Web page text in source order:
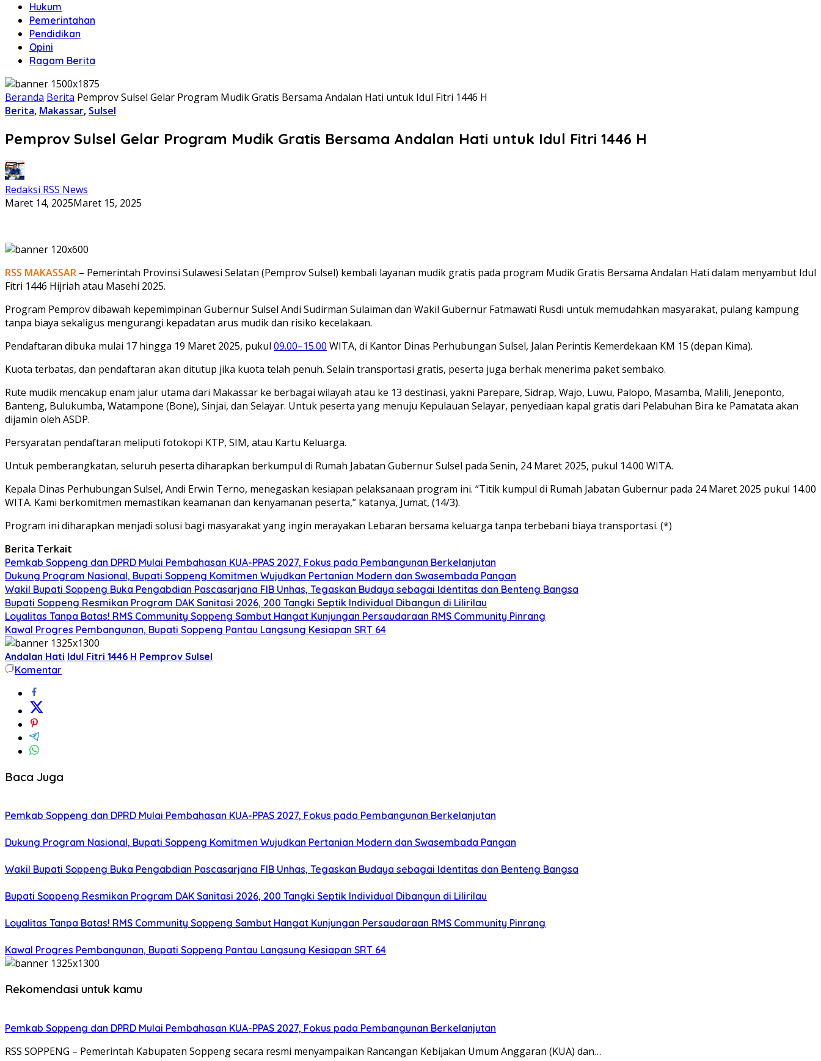
Hukum
Pemerintahan
Pendidikan
Opini
Ragam Berita
Beranda Berita Pemprov Sulsel Gelar Program Mudik Gratis Bersama Andalan Hati untuk Idul Fitri 1446 H
Berita, Makassar, Sulsel
Pemprov Sulsel Gelar Program Mudik Gratis Bersama Andalan Hati untuk Idul Fitri 1446 H
Redaksi RSS News
Maret 14, 2025Maret 15, 2025
RSS MAKASSAR – Pemerintah Provinsi Sulawesi Selatan (Pemprov Sulsel) kembali layanan mudik gratis pada program Mudik Gratis Bersama Andalan Hati dalam menyambut Idul
Fitri 1446 Hijriah atau Masehi 2025.
Program Pemprov dibawah kepemimpinan Gubernur Sulsel Andi Sudirman Sulaiman dan Wakil Gubernur Fatmawati Rusdi untuk memudahkan masyarakat, pulang kampung
tanpa biaya sekaligus mengurangi kepadatan arus mudik dan risiko kecelakaan.
Pendaftaran dibuka mulai 17 hingga 19 Maret 2025, pukul 09.00–15.00 WITA, di Kantor Dinas Perhubungan Sulsel, Jalan Perintis Kemerdekaan KM 15 (depan Kima).
Kuota terbatas, dan pendaftaran akan ditutup jika kuota telah penuh. Selain transportasi gratis, peserta juga berhak menerima paket sembako.
Rute mudik mencakup enam jalur utama dari Makassar ke berbagai wilayah atau ke 13 destinasi, yakni Parepare, Sidrap, Wajo, Luwu, Palopo, Masamba, Malili, Jeneponto,
Banteng, Bulukumba, Watampone (Bone), Sinjai, dan Selayar. Untuk peserta yang menuju Kepulauan Selayar, penyediaan kapal gratis dari Pelabuhan Bira ke Pamatata akan
dijamin oleh ASDP.
Persyaratan pendaftaran meliputi fotokopi KTP, SIM, atau Kartu Keluarga.
Untuk pemberangkatan, seluruh peserta diharapkan berkumpul di Rumah Jabatan Gubernur Sulsel pada Senin, 24 Maret 2025, pukul 14.00 WITA.
Kepala Dinas Perhubungan Sulsel, Andi Erwin Terno, menegaskan kesiapan pelaksanaan program ini. “Titik kumpul di Rumah Jabatan Gubernur pada 24 Maret 2025 pukul 14.00
WITA. Kami berkomitmen memastikan keamanan dan kenyamanan peserta,” katanya, Jumat, (14/3).
Program ini diharapkan menjadi solusi bagi masyarakat yang ingin merayakan Lebaran bersama keluarga tanpa terbebani biaya transportasi. (*)
Berita Terkait
Pemkab Soppeng dan DPRD Mulai Pembahasan KUA-PPAS 2027, Fokus pada Pembangunan Berkelanjutan
Dukung Program Nasional, Bupati Soppeng Komitmen Wujudkan Pertanian Modern dan Swasembada Pangan
Wakil Bupati Soppeng Buka Pengabdian Pascasarjana FIB Unhas, Tegaskan Budaya sebagai Identitas dan Benteng Bangsa
Bupati Soppeng Resmikan Program DAK Sanitasi 2026, 200 Tangki Septik Individual Dibangun di Lilirilau
Loyalitas Tanpa Batas! RMS Community Soppeng Sambut Hangat Kunjungan Persaudaraan RMS Community Pinrang
Kawal Progres Pembangunan, Bupati Soppeng Pantau Langsung Kesiapan SRT 64
Andalan Hati Idul Fitri 1446 H Pemprov Sulsel
Komentar
Baca Juga
Pemkab Soppeng dan DPRD Mulai Pembahasan KUA-PPAS 2027, Fokus pada Pembangunan Berkelanjutan
Dukung Program Nasional, Bupati Soppeng Komitmen Wujudkan Pertanian Modern dan Swasembada Pangan
Wakil Bupati Soppeng Buka Pengabdian Pascasarjana FIB Unhas, Tegaskan Budaya sebagai Identitas dan Benteng Bangsa
Bupati Soppeng Resmikan Program DAK Sanitasi 2026, 200 Tangki Septik Individual Dibangun di Lilirilau
Loyalitas Tanpa Batas! RMS Community Soppeng Sambut Hangat Kunjungan Persaudaraan RMS Community Pinrang
Kawal Progres Pembangunan, Bupati Soppeng Pantau Langsung Kesiapan SRT 64
Rekomendasi untuk kamu
Pemkab Soppeng dan DPRD Mulai Pembahasan KUA-PPAS 2027, Fokus pada Pembangunan Berkelanjutan
RSS SOPPENG – Pemerintah Kabupaten Soppeng secara resmi menyampaikan Rancangan Kebijakan Umum Anggaran (KUA) dan…